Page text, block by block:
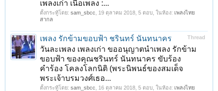
เพลงเก่า เนื้อเพลง :...
ตั้งกระทู้โดย: sam_sbcc 19 ตุลาคม 2018 , 5 ตอบ, ในห้อง: เพลงไทย
สากล
Thread
เพลง รักข้ามขอบฟ้า ชรินทร์ นันทนาคร
วันละเพลง เพลงเก่า ขออนุญาตนำเพลง รักข้าม
ขอบฟ้า ของคุณชรินทร์ นันทนาคร ขับร้อง
คำร้อง โคลงโลกนิติ (พระนิพนธ์ของสมเด็จ
พระเจ้าบรมวงศ์เธอ...
ตั้งกระทู้โดย: sam_sbcc 16 ตุลาคม 2018 , 5 ตอบ, ในห้อง: เพลงไทย